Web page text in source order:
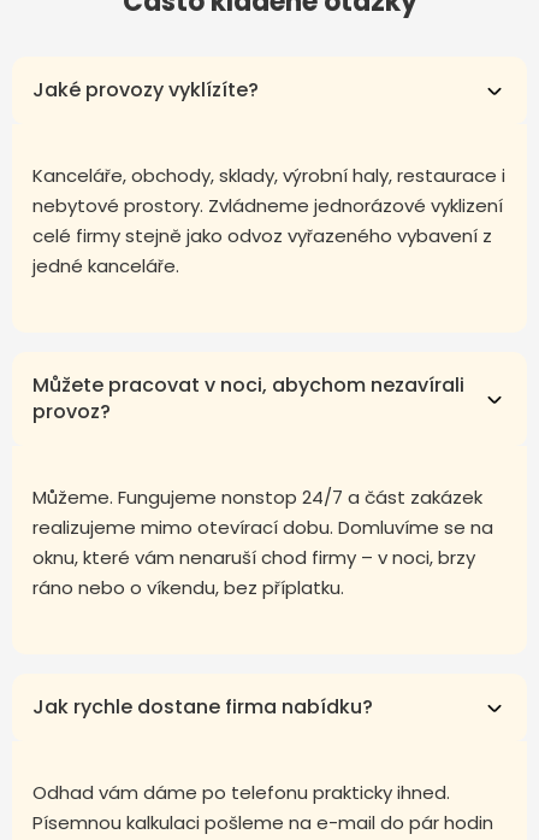
Jaké provozy vyklízíte?
Kanceláře, obchody, sklady, výrobní haly, restaurace i
nebytové prostory. Zvládneme jednorázové vyklizení
celé firmy stejně jako odvoz vyřazeného vybavení z
jedné kanceláře.
Můžete pracovat v noci, abychom nezavírali
provoz?
Můžeme. Fungujeme nonstop 24/7 a část zakázek
realizujeme mimo otevírací dobu. Domluvíme se na
oknu, které vám nenaruší chod firmy – v noci, brzy
ráno nebo o víkendu, bez příplatku.
Jak rychle dostane firma nabídku?
Odhad vám dáme po telefonu prakticky ihned.
Písemnou kalkulaci pošleme na e-mail do pár hodin